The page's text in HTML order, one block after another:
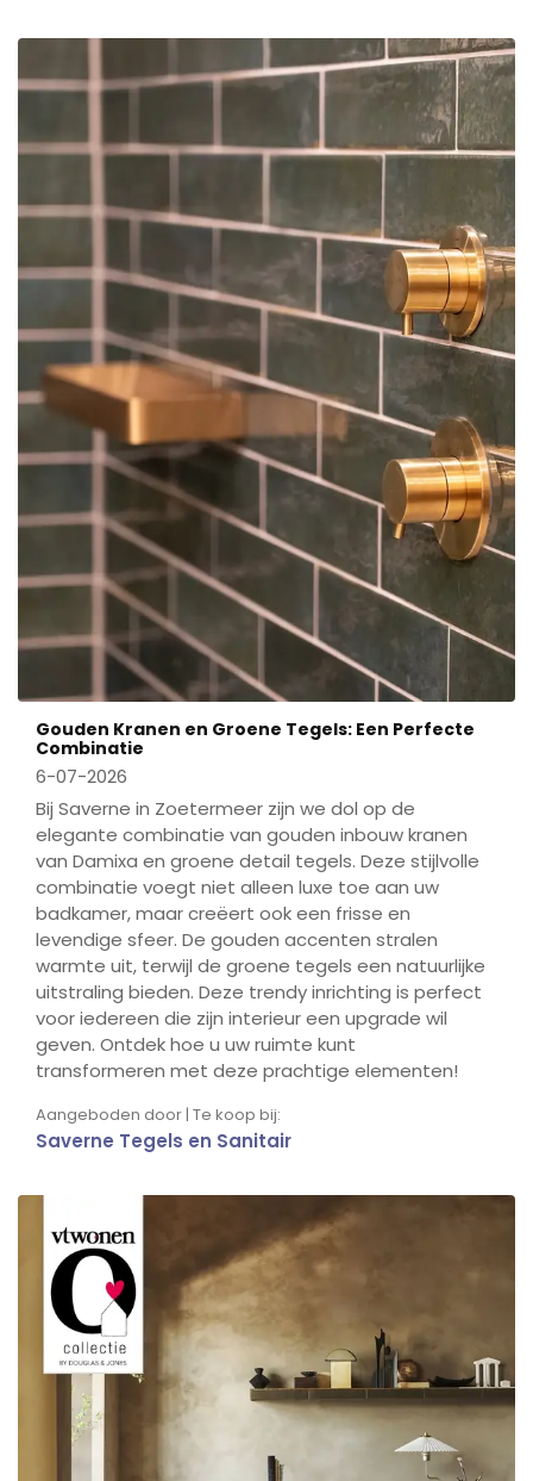
Gouden Kranen en Groene Tegels: Een Perfecte
Combinatie
6-07-2026
Bij Saverne in Zoetermeer zijn we dol op de
elegante combinatie van gouden inbouw kranen
van Damixa en groene detail tegels. Deze stijlvolle
combinatie voegt niet alleen luxe toe aan uw
badkamer, maar creëert ook een frisse en
levendige sfeer. De gouden accenten stralen
warmte uit, terwijl de groene tegels een natuurlijke
uitstraling bieden. Deze trendy inrichting is perfect
voor iedereen die zijn interieur een upgrade wil
geven. Ontdek hoe u uw ruimte kunt
transformeren met deze prachtige elementen!
Aangeboden door | Te koop bij:
Saverne Tegels en Sanitair